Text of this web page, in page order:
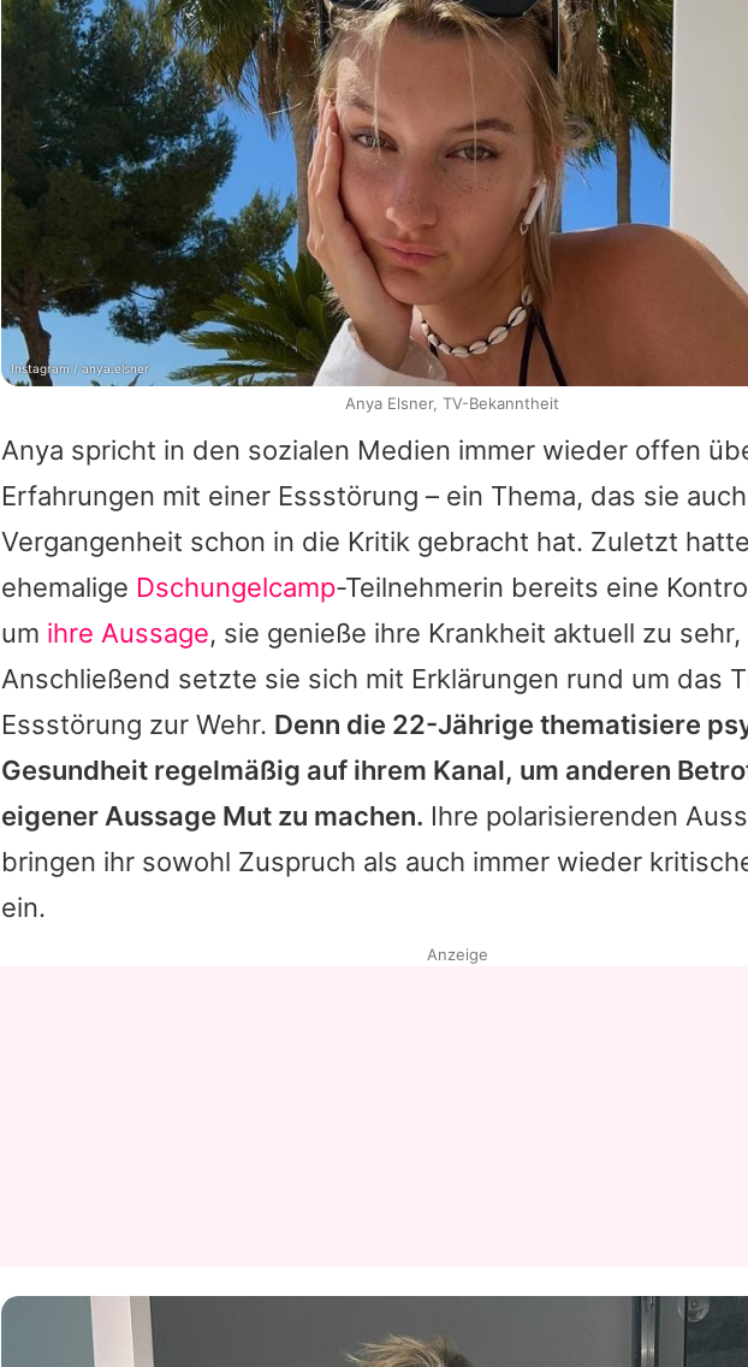
Anya spricht in den sozialen Medien immer wieder offen
Erfahrungen mit einer Essstörung – ein Thema, das sie
Vergangenheit schon in die Kritik gebracht hat. Zuletzt
ehemalige Dschungelcamp-Teilnehmerin bereits eine
um ihre Aussage, sie genieße ihre Krankheit aktuell zu
Anschließend setzte sie sich mit Erklärungen rund um das
Essstörung zur Wehr. Denn die 22-Jährige thematisiere
Gesundheit regelmäßig auf ihrem Kanal, um anderen
eigener Aussage Mut zu machen. Ihre polarisierenden
bringen ihr sowohl Zuspruch als auch immer wieder
ein.
Instagram / anya.elsner
Anya Elsner, TV-Bekanntheit
Anzeige